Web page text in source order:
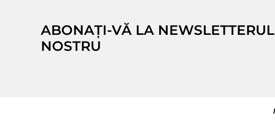
ABONAȚI-VĂ LA NEWSLETTERUL
NOSTRU